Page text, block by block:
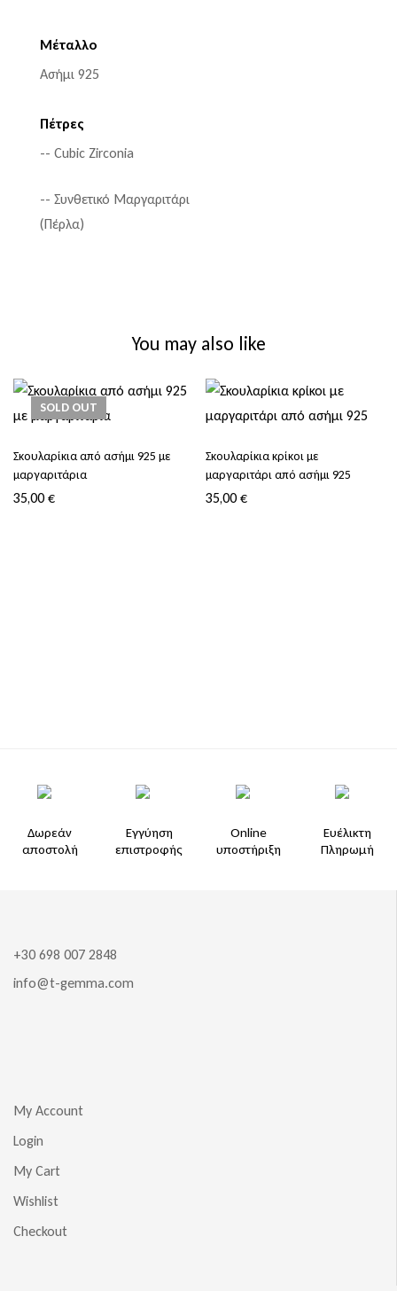
Μέταλλο
Ασήμι 925
Πέτρες
-- Cubic Zirconia
-- Συνθετικό Μαργαριτάρι
(Πέρλα)
You may also like
SOLD OUT
Σκουλαρίκια από ασήμι 925 με
μαργαριτάρια
35,00€
Σκουλαρίκια κρίκοι με
μαργαριτάρι από ασήμι 925
35,00€
Δωρεάν
αποστολή
Εγγύηση
επιστροφής
Online
υποστήριξη
Ευέλικτη
Πληρωμή
+30 698 007 2848
info@t-gemma.com
My Account
Login
My Cart
Wishlist
Checkout